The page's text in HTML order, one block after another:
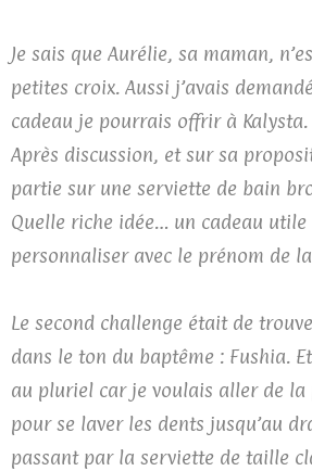
Je sais que Aurélie, sa maman,
petites croix. Aussi j’avais
cadeau je pourrais offrir à Kalysta.
Après discussion, et sur sa
partie sur une serviette de bain
Quelle riche idée… un cadeau utile
personnaliser avec le prénom de
Le second challenge était de
dans le ton du baptême : Fushia.
au pluriel car je voulais aller de la
pour se laver les dents jusqu’au
passant par la serviette de taille